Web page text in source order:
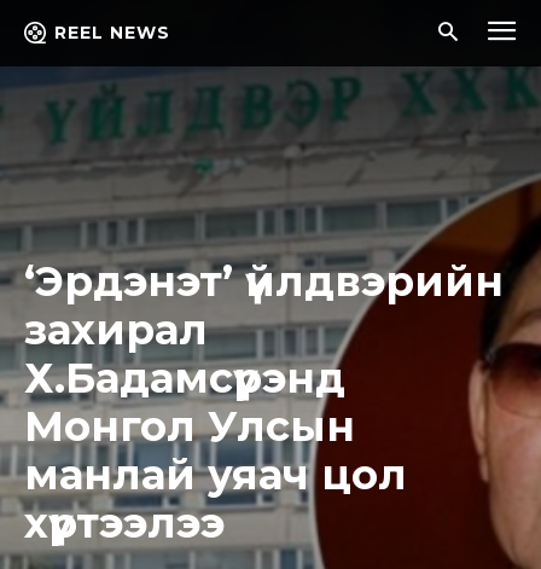
REEL NEWS
‘Эрдэнэт’ үйлдвэрийн
захирал
Х.Бадамсүрэнд
Монгол Улсын
манлай уяач цол
хүртээлээ